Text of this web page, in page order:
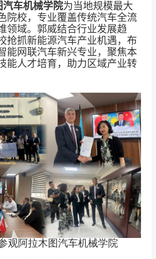
汽车机械学院为当地规模最大
院校，专业覆盖传统汽车全流
领域。郭威结合行业发展趋
抢抓新能源汽车产业机遇，布
能网联汽车新兴专业，聚焦本
能人才培育，助力区域产业转
观阿拉木图汽车机械学院